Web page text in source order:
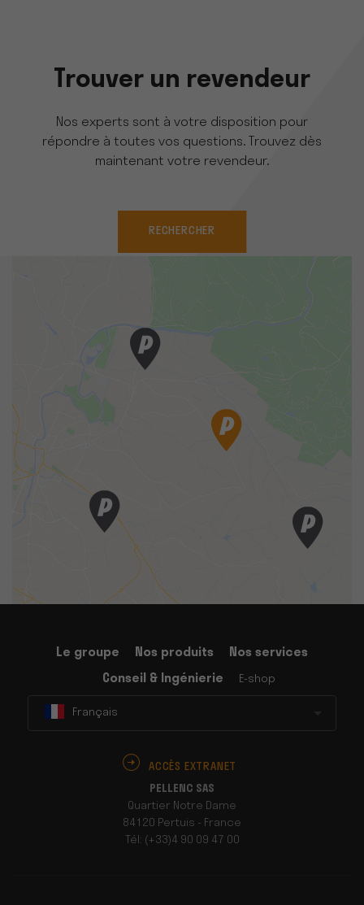
Trouver un revendeur
Nos experts sont à votre disposition pour
répondre à toutes vos questions. Trouvez dès
maintenant votre revendeur.
RECHERCHER
Le groupe Nos produits
Nos services
Conseil & Ingénierie
E-shop
Français
ACCÈS EXTRANET
PELLENC SAS
Quartier Notre Dame
84120 Pertuis - France
Tél: (+33)4 90 09 47 00